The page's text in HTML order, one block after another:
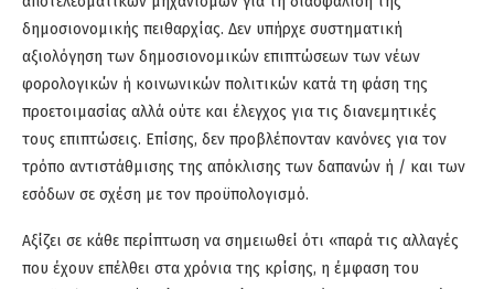
δημοσιονομικής πειθαρχίας. Δεν υπήρχε συστηματική
αξιολόγηση των δημοσιονομικών επιπτώσεων των νέων
φορολογικών ή κοινωνικών πολιτικών κατά τη φάση της
προετοιμασίας αλλά ούτε και έλεγχος για τις διανεμητικές
τους επιπτώσεις. Επίσης, δεν προβλέπονταν κανόνες για τον
τρόπο αντιστάθμισης της απόκλισης των δαπανών ή / και των
εσόδων σε σχέση με τον προϋπολογισμό.
Αξίζει σε κάθε περίπτωση να σημειωθεί ότι «παρά τις αλλαγές
που έχουν επέλθει στα χρόνια της κρίσης, η έμφαση του